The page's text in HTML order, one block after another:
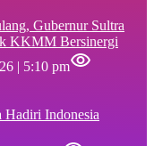
Gubernur Sultra
KKMM Bersinergi
| 5:10 pm
Hadiri Indonesia